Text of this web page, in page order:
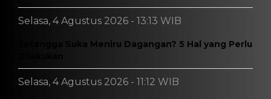
Selasa, 4 Agustus 2026 - 13:13 WIB
Tetangga Suka Meniru Dagangan? 5 Hal yang Perlu
Selasa, 4 Agustus 2026 - 11:12 WIB